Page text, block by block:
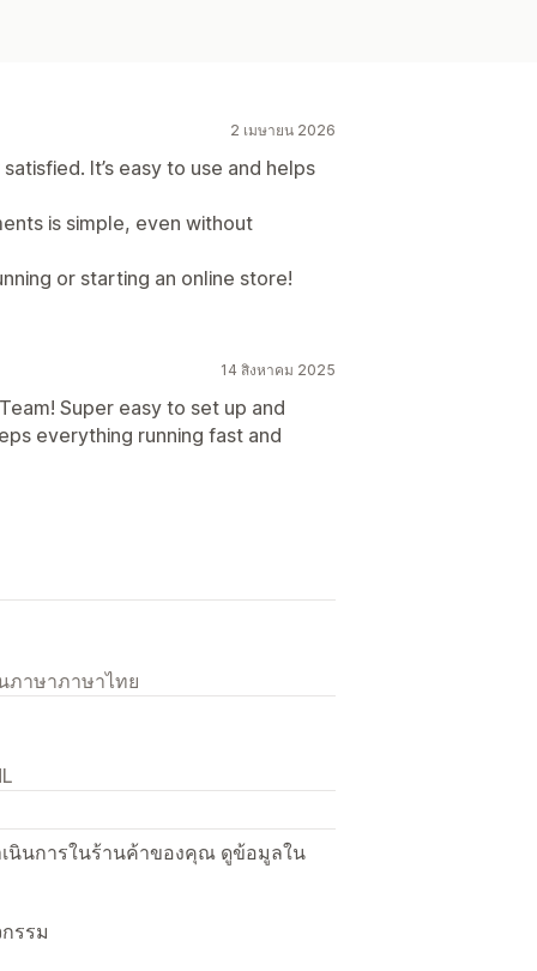
2 เมษายน 2026
It’s easy to use and helps
is simple, even without
or starting an online store!
14 สิงหาคม 2025
Super easy to set up and
everything running fast and
ภาษาภาษาไทย
นินการในร้านค้าของคุณ ดูข้อมูลใน
รรม